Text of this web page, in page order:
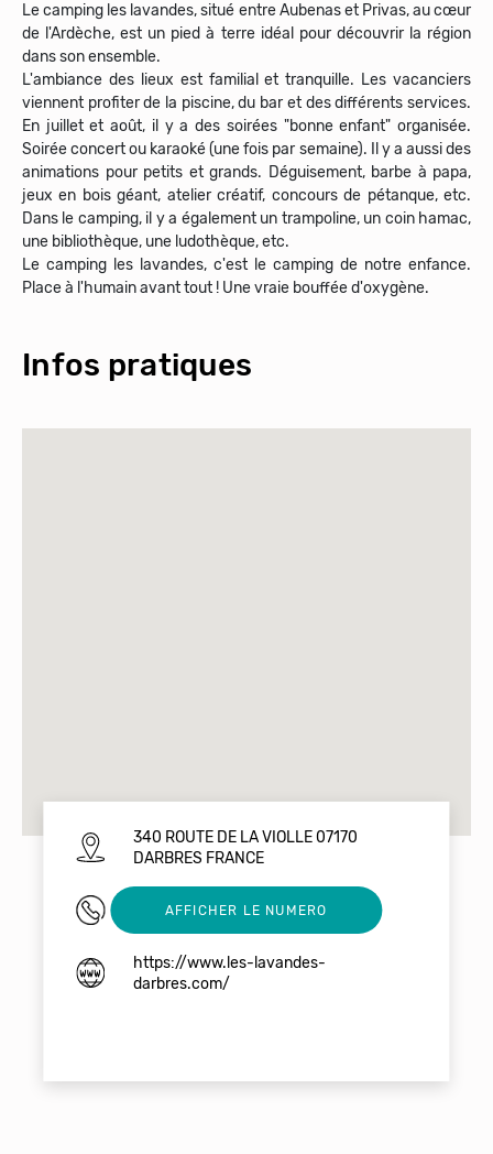
Le camping les lavandes, situé entre Aubenas et Privas, au cœur
de l'Ardèche, est un pied à terre idéal pour découvrir la région
dans son ensemble.
L'ambiance des lieux est familial et tranquille. Les vacanciers
viennent profiter de la piscine, du bar et des différents services.
En juillet et août, il y a des soirées "bonne enfant" organisée.
Soirée concert ou karaoké (une fois par semaine). Il y a aussi des
animations pour petits et grands. Déguisement, barbe à papa,
jeux en bois géant, atelier créatif, concours de pétanque, etc.
Dans le camping, il y a également un trampoline, un coin hamac,
une bibliothèque, une ludothèque, etc.
Le camping les lavandes, c'est le camping de notre enfance.
Place à l'humain avant tout ! Une vraie bouffée d'oxygène.
Infos pratiques
340 ROUTE DE LA VIOLLE 07170
DARBRES FRANCE
0475942065
AFFICHER LE NUMERO
https://www.les-lavandes-
darbres.com/